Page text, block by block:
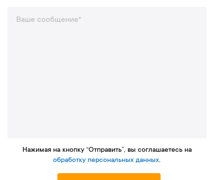
Нажимая на кнопку “Отправить”, вы соглашаетесь на
обработку персональных данных.